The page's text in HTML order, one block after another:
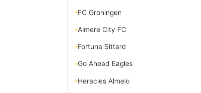
FC Groningen
Almere City FC
Fortuna Sittard
Go Ahead Eagles
Heracles Almelo